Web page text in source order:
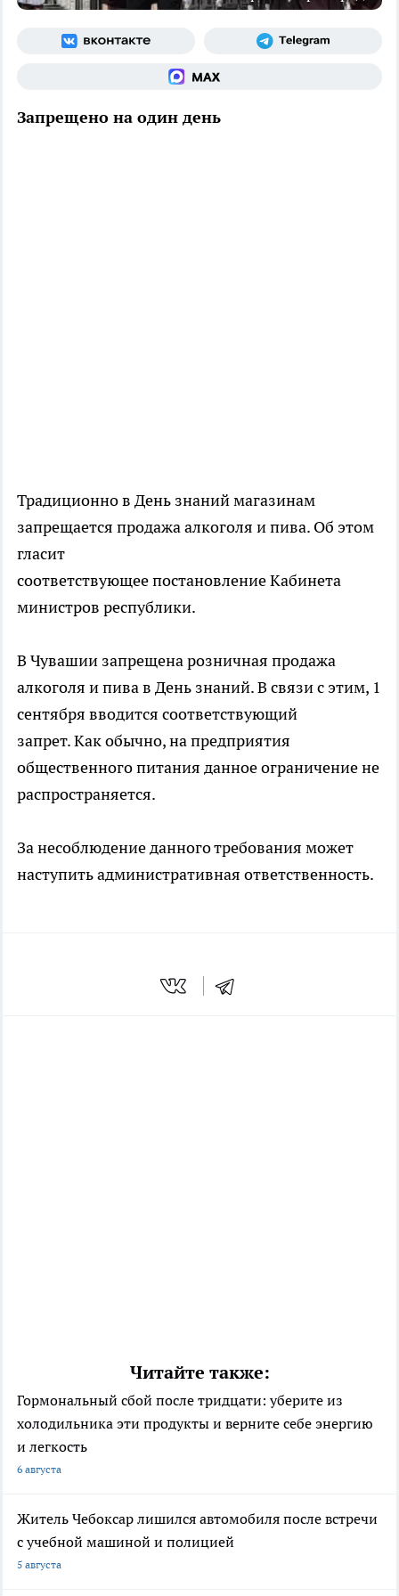
Запрещено на один день
Традиционно в День знаний магазинам
запрещается продажа алкоголя и пива. Об этом
гласит
соответствующее постановление Кабинета
министров республики.
В Чувашии запрещена розничная продажа
алкоголя и пива в День знаний. В связи с этим, 1
сентября вводится соответствующий
запрет. Как обычно, на предприятия
общественного питания данное ограничение не
распространяется.
За несоблюдение данного требования может
наступить административная ответственность.
Читайте также:
Гормональный сбой после тридцати: уберите из
холодильника эти продукты и верните себе энергию
и легкость
6 августа
Житель Чебоксар лишился автомобиля после встречи
с учебной машиной и полицией
5 августа